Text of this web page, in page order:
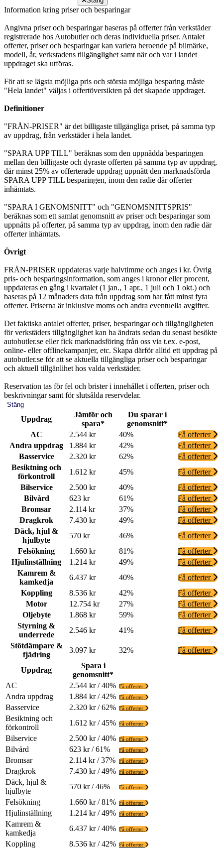
Information kring priser och besparingar
Angivna priser och besparingar baseras på offerter från verkstäder
registrerade hos Autobutler och deras individuella priser. Antalet
offerter, priser och besparingar kan variera beroende på bilmärke,
modell, år, verkstadens tillgänglighet samt när och var i landet
uppdraget ska utföras.
För att se lägsta möjliga pris och största möjliga besparing måste
"Hela landet" väljas i offertöversikten på det skapade uppdraget.
Definitioner
"FRÅN-PRISER" är det billigaste tillgängliga priset, på samma typ
av uppdrag, från verkstäder i hela landet.
"SPARA UPP TILL" beräknas som den uppnådda besparingen
mellan den billigaste och dyraste offerten på samma typ av uppdrag,
där minst 25% av offerterade uppdrag uppnått den marknadsförda
SPARA UPP TILL besparingen, inom den radie där offerter
inhämtats.
"SPARA I GENOMSNITT" och "GENOMSNITTSPRIS"
beräknas som ett samlat genomsnitt av priser och besparingar som
uppnåtts på offerter, på samma typ av uppdrag, inom den radie där
offerter inhämtats.
Övrigt
FRÅN-PRISER uppdateras varje halvtimme och anges i kr. Övrig
pris- och besparingsinformation, som anges i kronor eller procent,
uppdateras en gång i kvartalet (1 jan., 1 apr., 1 juli och 1 okt.) och
baseras på 12 månaders data från uppdrag som har fått minst fyra
offerter. Priserna är inklusive moms och andra eventuella avgifter.
Det faktiska antalet offerter, priser, besparingar och tillgängligheten
för verkstäders tillgänglighet kan ha ändrats sedan du senast besökte
autobutler.se eller fick marknadsföring från oss via t.ex. e-post,
online- eller offlinekampanjer, etc. Skapa därför alltid ett uppdrag på
autobutler.se för att se aktuella tillgängliga priser och besparingar
och aktuell tillgänlihet hos valda verkstäder.
Reservation tas för fel och brister i innehållet i offerten, priser och
beskrivningar samt för slutsålda reservdelar.
Stäng
Uppdrag
Jämför och
spara*
Du sparar i
genomsnitt*
AC
2.544 kr 40%
Få offerter
Andra uppdrag
1.884 kr 42%
Få offerter
Basservice
2.320 kr 62%
Få offerter
Besiktning och
förkontroll
1.612 kr 45%
Få offerter
Bilservice
2.500 kr 40%
Få offerter
Bilvård
623 kr 61%
Få offerter
Bromsar
2.114 kr 37%
Få offerter
Dragkrok
7.430 kr 49%
Få offerter
Däck, hjul &
hjulbyte
570 kr 46%
Få offerter
Felsökning
1.660 kr 81%
Få offerter
Hjulinställning
1.214 kr 49%
Få offerter
Kamrem &
kamkedja
6.437 kr 40%
Få offerter
Koppling
8.536 kr 42%
Få offerter
Motor
12.754 kr 27%
Få offerter
Oljebyte
1.868 kr 59%
Få offerter
Styrning &
underrede
2.546 kr 41%
Få offerter
Stötdämpare &
fjädring
3.097 kr 32% Få offerter
Uppdrag
Spara i
genomsnitt*
AC
2.544 kr / 40% Få offerter
Andra uppdrag 1.884 kr / 42% Få offerter
Basservice 2.320 kr / 62% Få offerter
Besiktning och
förkontroll
1.612 kr / 45% Få offerter
Bilservice 2.500 kr / 40% Få offerter
Bilvård 623 kr / 61% Få offerter
Bromsar 2.114 kr / 37% Få offerter
Dragkrok 7.430 kr / 49% Få offerter
Däck, hjul &
hjulbyte
570 kr / 46% Få offerter
Felsökning 1.660 kr / 81% Få offerter
Hjulinställning 1.214 kr / 49% Få offerter
Kamrem &
kamkedja
6.437 kr / 40% Få offerter
Koppling 8.536 kr / 42% Få offerter